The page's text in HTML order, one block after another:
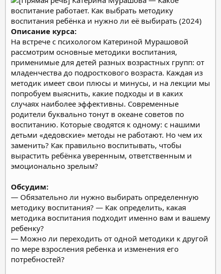
Описание курса:
На встрече с психологом Катериной Мурашовой
рассмотрим основные методики воспитания,
применимые для детей разных возрастных групп: от
младенчества до подросткового возраста. Каждая из
методик имеет свои плюсы и минусы, и на лекции мы
попробуем выяснить, какие подходы и в каких
случаях наиболее эффективны. Современные
родители буквально тонут в океане советов по
воспитанию. Которые сводятся к одному: с нашими
детьми «дедовские» методы не работают. Но чем их
заменить? Как правильно воспитывать, чтобы
вырастить ребёнка уверенным, ответственным и
эмоционально зрелым?
Обсудим:
— Обязательно ли нужно выбирать определенную
методику воспитания? — Как определить, какая
методика воспитания подходит именно вам и вашему
ребенку?
— Можно ли переходить от одной методики к другой
по мере взросления ребенка и изменения его
потребностей?